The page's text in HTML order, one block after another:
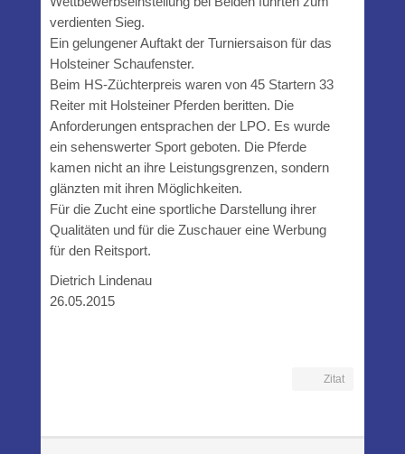
verdienten Sieg.
Ein gelungener Auftakt der Turniersaison für das
Holsteiner Schaufenster.
Beim HS-Züchterpreis waren von 45 Startern 33
Reiter mit Holsteiner Pferden beritten. Die
Anforderungen entsprachen der LPO. Es wurde
ein sehenswerter Sport geboten. Die Pferde
kamen nicht an ihre Leistungsgrenzen, sondern
glänzten mit ihren Möglichkeiten.
Für die Zucht eine sportliche Darstellung ihrer
Qualitäten und für die Zuschauer eine Werbung
für den Reitsport.
Dietrich Lindenau
26.05.2015
Zitat